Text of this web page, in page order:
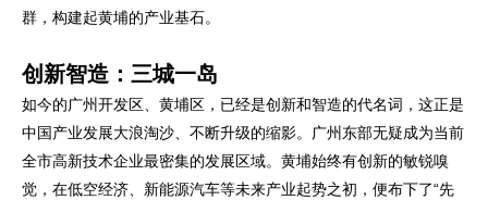
群，构建起黄埔的产业基石。
创新智造：三城一岛
如今的广州开发区、黄埔区，已经是创新和智造的代名词，这正是
中国产业发展大浪淘沙、不断升级的缩影。广州东部无疑成为当前
全市高新技术企业最密集的发展区域。黄埔始终有创新的敏锐嗅
觉，在低空经济、新能源汽车等未来产业起势之初，便布下了“先